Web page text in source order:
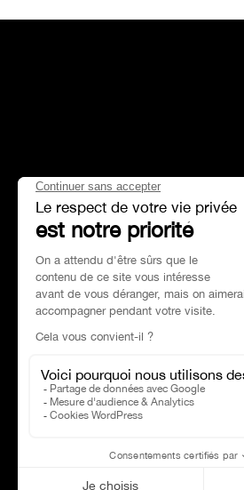
HEAD OFFICE
Adresse : Paris 75017
Tél :01 47 39 96 50
Horaires :